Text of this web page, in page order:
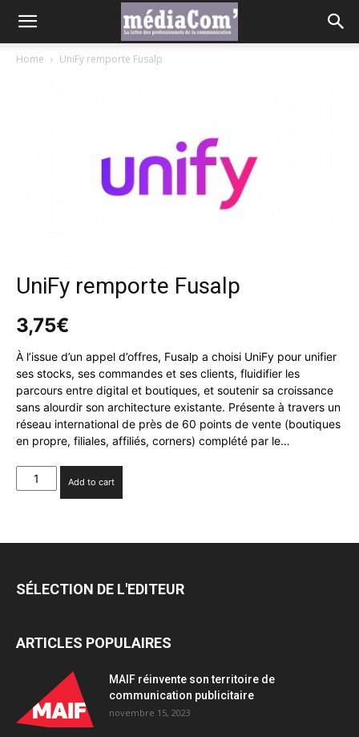
Home UniFy remporte Fusalp
UniFy remporte Fusalp
3,75€
À l’issue d’un appel d’offres, Fusalp a choisi UniFy pour unifier
ses stocks, ses commandes et ses clients, fluidifier les
parcours entre digital et boutiques, et soutenir sa croissance
sans alourdir son architecture existante. Présente à travers un
réseau international de près de 60 points de vente (boutiques
en propre, filiales, affiliés, corners) complété par le…
UniFy
remporte
Add to cart
SÉLECTION DE L'EDITEUR
ARTICLES POPULAIRES
MAIF réinvente son territoire de
communication publicitaire
novembre 15, 2023